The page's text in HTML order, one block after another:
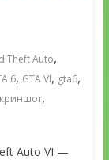
Theft Auto,
6, GTA VI, gta6,
,
Auto VI —